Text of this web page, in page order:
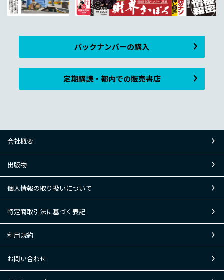
バックナンバーの購入
定期購読・都内での販売書店
会社概要
出版物
個人情報の取り扱いについて
特定商取引法に基づく表記
利用規約
お問い合わせ